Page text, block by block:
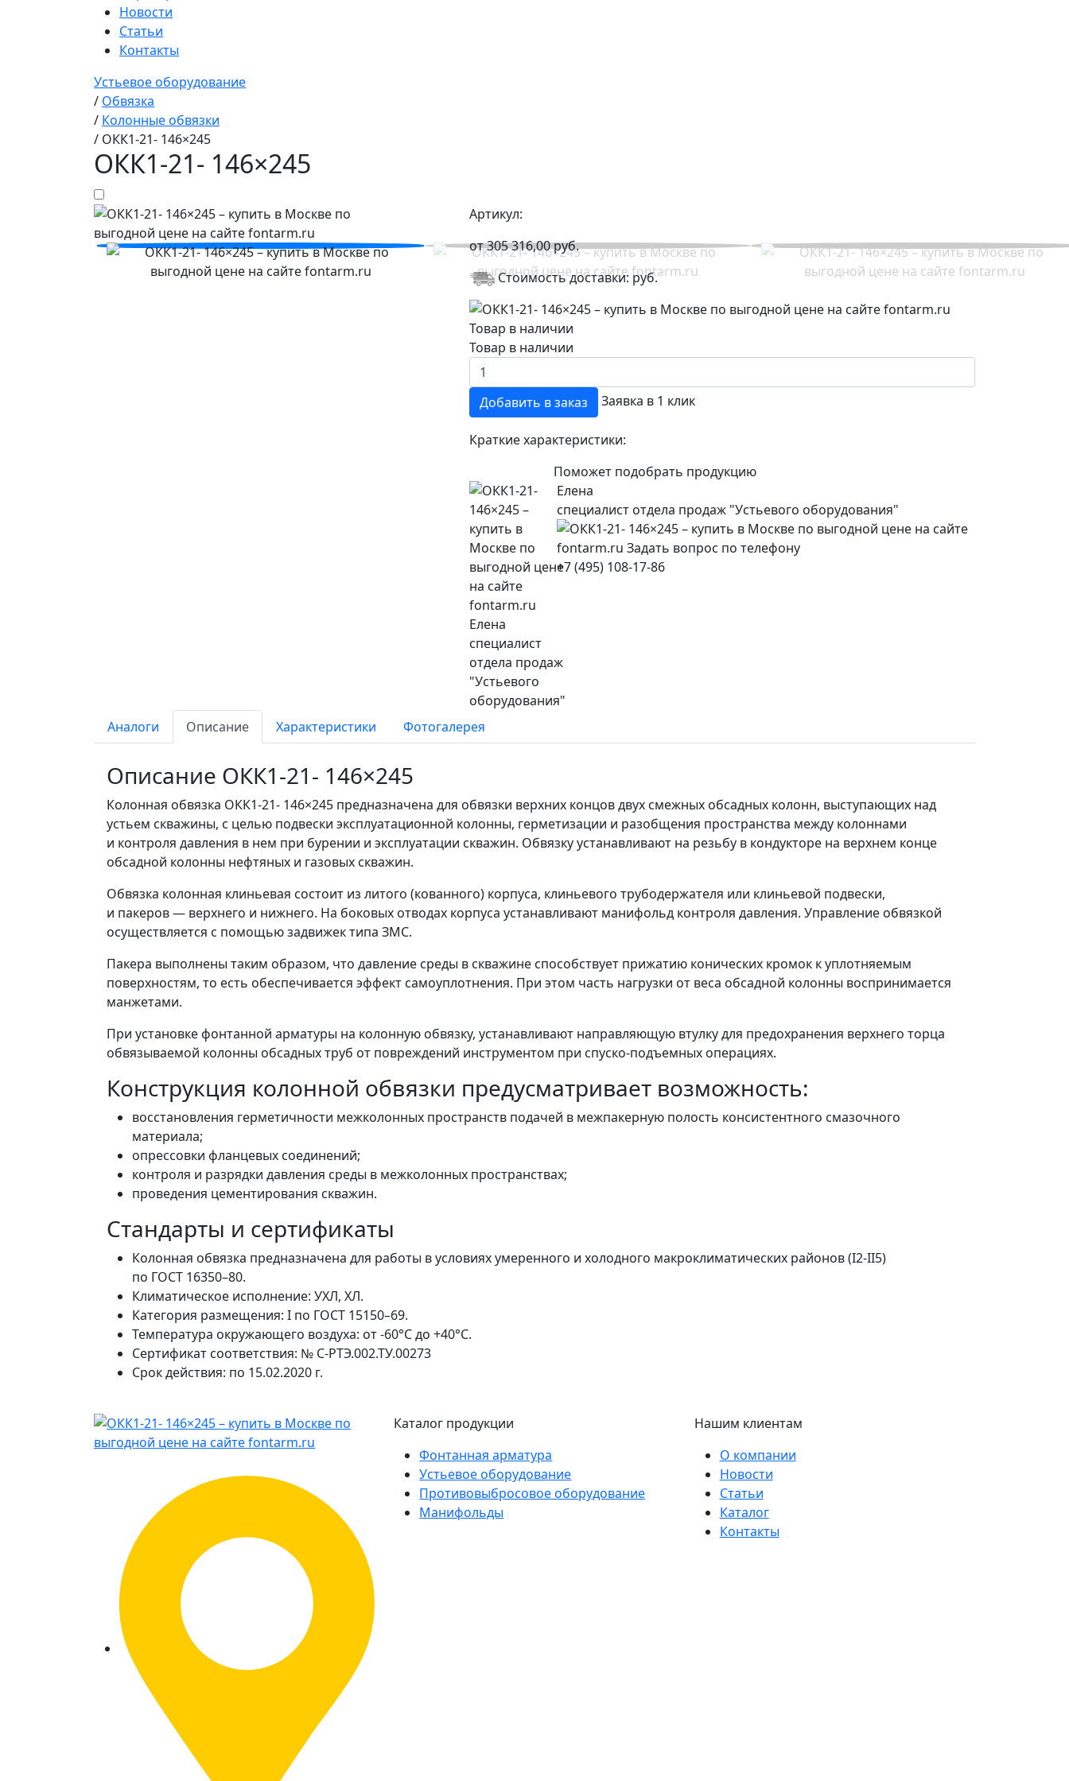
Новости
Статьи
Контакты
Устьевое оборудование
/ Обвязка
/ Колонные обвязки
/ ОКК1-21- 146×245
ОКК1-21- 146×245
Артикул:
от305 316,00руб.
Стоимость доставки: руб.
Товар в наличии
Добавить в заказ Заявка в 1 клик
Краткие характеристики:
Поможет подобрать продукцию
Елена
специалист отдела продаж "Устьевого оборудования"
+7 (495) 108-17-86
Аналоги Описание Характеристики Фотогалерея
Описание ОКК1-21- 146×245
Колонная обвязка ОКК1-21- 146×245 предназначена для обвязки верхних концов двух смежных обсадных колонн, выступающих над
устьем скважины, с целью подвески эксплуатационной колонны, герметизации и разобщения пространства между колоннами
и контроля давления в нем при бурении и эксплуатации скважин. Обвязку устанавливают на резьбу в кондукторе на верхнем конце
обсадной колонны нефтяных и газовых скважин.
Обвязка колонная клиньевая состоит из литого (кованного) корпуса, клиньевого трубодержателя или клиньевой подвески,
и пакеров — верхнего и нижнего. На боковых отводах корпуса устанавливают манифольд контроля давления. Управление обвязкой
осуществляется с помощью задвижек типа ЗМС.
Пакера выполнены таким образом, что давление среды в скважине способствует прижатию конических кромок к уплотняемым
поверхностям, то есть обеспечивается эффект самоуплотнения. При этом часть нагрузки от веса обсадной колонны воспринимается
манжетами.
При установке фонтанной арматуры на колонную обвязку, устанавливают направляющую втулку для предохранения верхнего торца
обвязываемой колонны обсадных труб от повреждений инструментом при спуско-подъемных операциях.
Конструкция колонной обвязки предусматривает возможность:
восстановления герметичности межколонных пространств подачей в межпакерную полость консистентного смазочного
материала;
опрессовки фланцевых соединений;
контроля и разрядки давления среды в межколонных пространствах;
проведения цементирования скважин.
Стандарты и сертификаты
Колонная обвязка предназначена для работы в условиях умеренного и холодного макроклиматических районов (I2-II5)
по ГОСТ 16350–80.
Климатическое исполнение: УХЛ, ХЛ.
Категория размещения: I по ГОСТ 15150–69.
Температура окружающего воздуха: от -60°С до +40°С.
Сертификат соответствия: № С-РТЭ.002.ТУ.00273
Срок действия: по 15.02.2020 г.
Каталог продукции
Фонтанная арматура
Устьевое оборудование
Противовыбросовое оборудование
Манифольды
Нашим клиентам
О компании
Новости
Статьи
Каталог
Контакты